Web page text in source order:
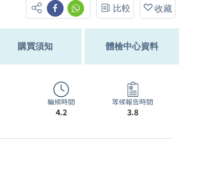
比較 收藏
購買須知 體檢中心資料
輪候時間
4.2
等候報告時間
3.8